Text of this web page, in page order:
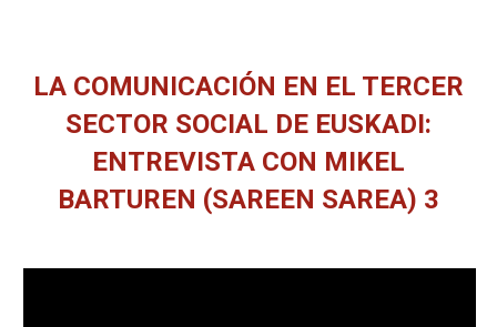
LA COMUNICACIÓN EN EL TERCER
SECTOR SOCIAL DE EUSKADI:
ENTREVISTA CON MIKEL
BARTUREN (SAREEN SAREA) 3